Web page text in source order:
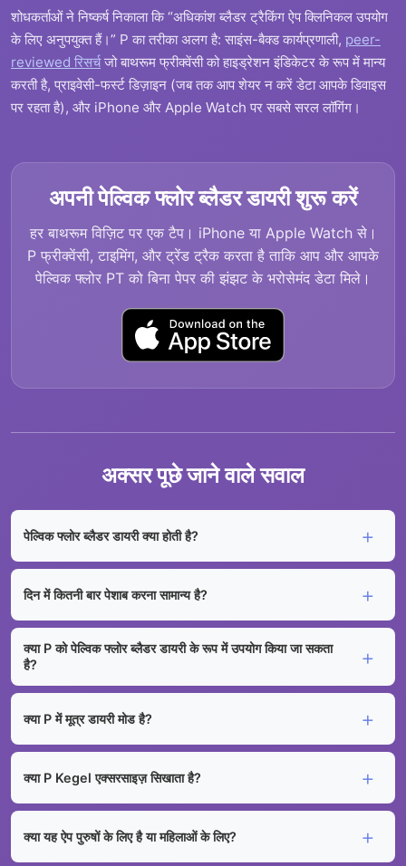
शोधकर्ताओं ने निष्कर्ष निकाला कि “अधिकांश ब्लैडर ट्रैकिंग ऐप क्लिनिकल उपयोग
के लिए अनुपयुक्त हैं।” P का तरीका अलग है: साइंस-बैक्ड कार्यप्रणाली, peer-
reviewed रिसर्चजो बाथरूम फ्रीक्वेंसी को हाइड्रेशन इंडिकेटर के रूप में मान्य
करती है, प्राइवेसी-फर्स्ट डिज़ाइन (जब तक आप शेयर न करें डेटा आपके डिवाइस
पर रहता है), और iPhone और Apple Watch पर सबसे सरल लॉगिंग।
अपनी पेल्विक फ्लोर ब्लैडर डायरी शुरू करें
हर बाथरूम विज़िट पर एक टैप। iPhone या Apple Watch से।
P फ्रीक्वेंसी, टाइमिंग, और ट्रेंड ट्रैक करता है ताकि आप और आपके
पेल्विक फ्लोर PT को बिना पेपर की झंझट के भरोसेमंद डेटा मिले।
अक्सर पूछे जाने वाले सवाल
पेल्विक फ्लोर ब्लैडर डायरी क्या होती है?
दिन में कितनी बार पेशाब करना सामान्य है?
क्या P को पेल्विक फ्लोर ब्लैडर डायरी के रूप में उपयोग किया जा सकता
है?
क्या P में मूत्र डायरी मोड है?
क्या P Kegel एक्सरसाइज़ सिखाता है?
क्या यह ऐप पुरुषों के लिए है या महिलाओं के लिए?